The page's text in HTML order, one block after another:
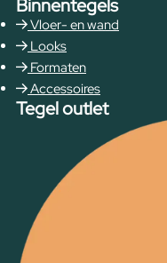
Binnentegels
Vloer- en wand
Looks
Formaten
Accessoires
Tegel outlet